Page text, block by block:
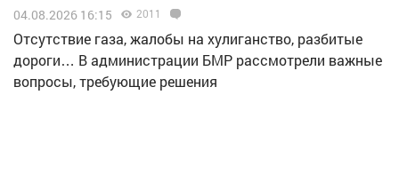
04.08.2026 16:15 2011
Отсутствие газа, жалобы на хулиганство, разбитые
дороги… В администрации БМР рассмотрели важные
вопросы, требующие решения